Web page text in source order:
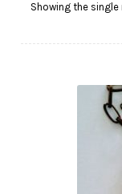
Cart
Konfirmasi
Showing the single